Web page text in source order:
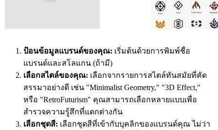
ป้อนข้อมูลแบรนด์ของคุณ: เริ่มต้นด้วยการพิมพ์ชื่อ
แบรนด์และสโลแกน (ถ้ามี)
เลือกสไตล์ของคุณ: เลือกจากรายการสไตล์ทันสมัยที่คัด
สรรมาอย่างดี เช่น "Minimalist Geometry," "3D Effect,"
หรือ "RetroFuturism" คุณสามารถเลือกหลายแบบเพื่อ
สำรวจความรู้สึกที่แตกต่างกัน
เลือกชุดสี: เลือกชุดสีที่เข้ากับบุคลิกของแบรนด์คุณ ไม่ว่า